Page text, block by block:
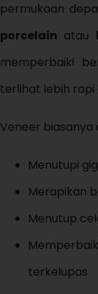
permukaan
porcelain atau
memperbaiki
terlihat lebih rapi
Veneer biasanya
Menutupi
Merapikan
Menutup
terkelupas